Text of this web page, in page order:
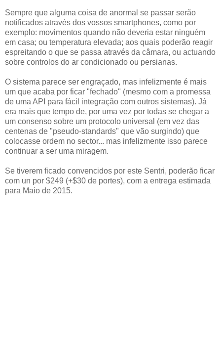
Sempre que alguma coisa de anormal se passar serão
notificados através dos vossos smartphones, como por
exemplo: movimentos quando não deveria estar ninguém
em casa; ou temperatura elevada; aos quais poderão reagir
espreitando o que se passa através da câmara, ou actuando
sobre controlos do ar condicionado ou persianas.
O sistema parece ser engraçado, mas infelizmente é mais
um que acaba por ficar "fechado" (mesmo com a promessa
de uma API para fácil integração com outros sistemas). Já
era mais que tempo de, por uma vez por todas se chegar a
um consenso sobre um protocolo universal (em vez das
centenas de "pseudo-standards" que vão surgindo) que
colocasse ordem no sector... mas infelizmente isso parece
continuar a ser uma miragem.
Se tiverem ficado convencidos por este Sentri, poderão ficar
com un por $249 (+$30 de portes), com a entrega estimada
para Maio de 2015.